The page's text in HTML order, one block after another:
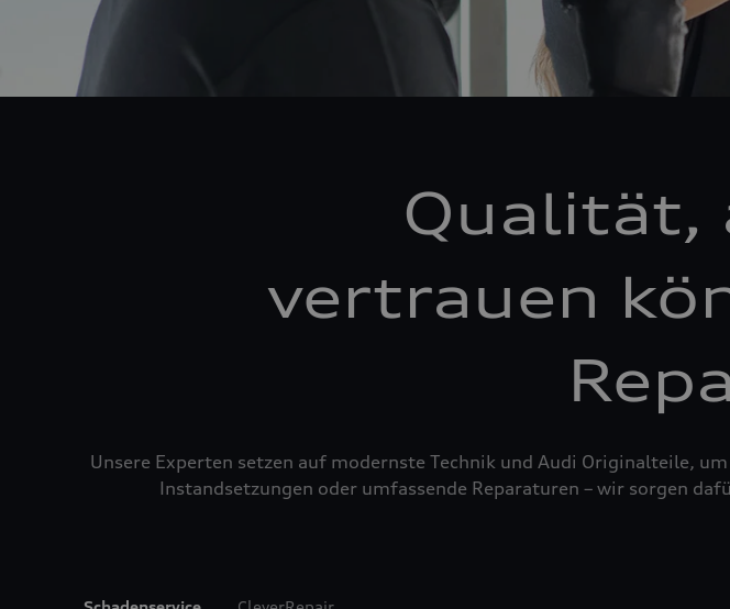
Qualität,
vertrauen
Unsere Experten setzen auf modernste Technik und Audi Originalteile,
Instandsetzungen oder umfassende Reparaturen – wir sorgen